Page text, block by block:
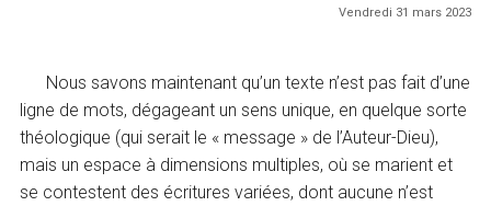
Vendredi 31 mars 2023
Nous savons maintenant qu’un texte n’est pas fait d’une
ligne de mots, dégageant un sens unique, en quelque sorte
théologique (qui serait le « message » de l’Auteur-Dieu),
mais un espace à dimensions multiples, où se marient et
se contestent des écritures variées, dont aucune n’est